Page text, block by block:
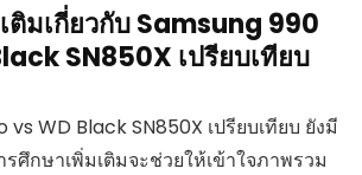
ติมเกี่ยวกับ Samsung 990
SN850X เปรียบเทียบ
vs WD Black SN850X เปรียบเทียบ ยังมี
ศึกษาเพิ่มเติมจะช่วยให้เข้าใจภาพรวม